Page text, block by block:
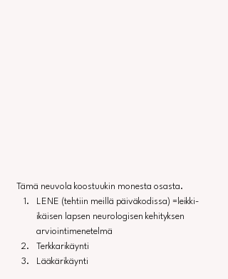
Tämä neuvola koostuukin monesta osasta.
LENE (tehtiin meillä päiväkodissa) =leikki-
ikäisen lapsen neurologisen kehityksen
arviointimenetelmä
Terkkarikäynti
Lääkärikäynti